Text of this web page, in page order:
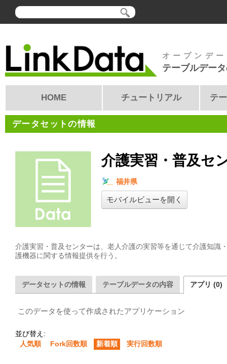
オープンデ
テーブルデー
HOME チュートリアル テ
データセットの情報
介護実習・普及セ
福井県
モバイルビューを開く
介護実習・普及センターは、老人介護の実習等を通じて介護知識
護機器に関する情報提供を行う。
データセットの情報 テーブルデータの内容 アプリ (0)
このデータを使って作成されたアプリケーション
並び替え:
人気順
Fork回数順 新着順 実行回数順